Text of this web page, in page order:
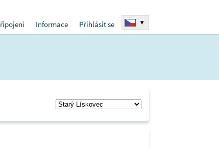
Informace Přihlásit se ▾